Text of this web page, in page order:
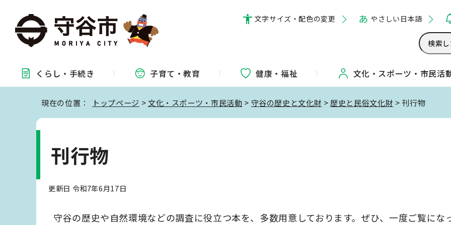
文字サイズ・配色の変更 やさしい日本語
くらし・ 手続き 子育て・教育 健康・福祉 文化・ スポーツ・ 市民活
現在の位置： トップページ >文化・スポーツ・市民活動 > 守谷の歴史と文化財 > 歴史と民俗文化財 > 刊行物
刊行物
更新日 令和7年6月17日
守谷の歴史や自然環境などの調査に役立つ本を、多数用意しております。ぜひ、一度ご覧にな